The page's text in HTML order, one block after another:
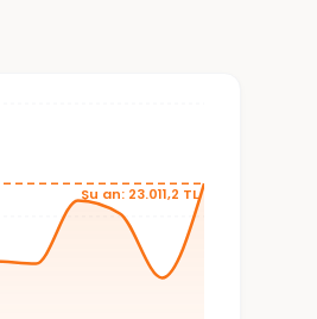
Şu an: 23.011,2 TL